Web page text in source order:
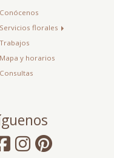
Conócenos
Servicios florales
Trabajos
Mapa y horarios
Consultas